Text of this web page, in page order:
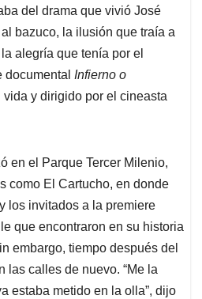
del drama que vivió José
bazuco, la ilusión que traía a
alegría que tenía por el
documental Infierno o
vida y dirigido por el cineasta
en el Parque Tercer Milenio,
como El Cartucho, en donde
los invitados a la premiere
que encontraron en su historia
embargo, tiempo después del
las calles de nuevo. “Me la
estaba metido en la olla”, dijo